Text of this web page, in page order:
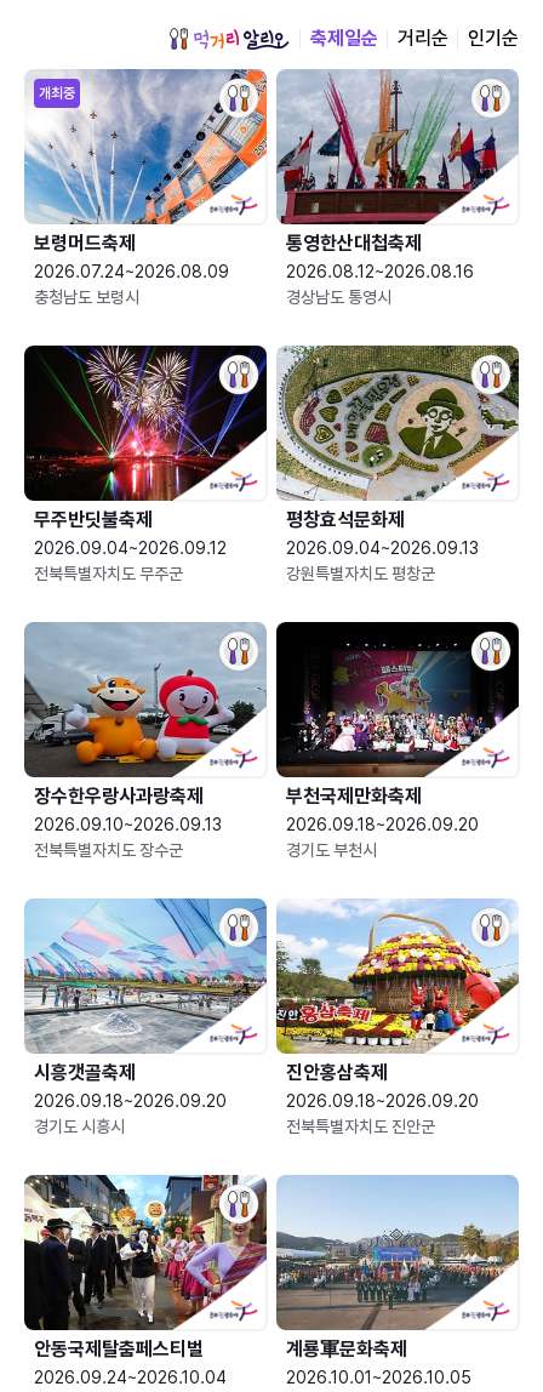
축제일순 거리순 인기순
개최중
보령머드축제
2026.07.24~2026.08.09
충청남도 보령시
통영한산대첩축제
2026.08.12~2026.08.16
경상남도 통영시
무주반딧불축제
2026.09.04~2026.09.12
전북특별자치도 무주군
평창효석문화제
2026.09.04~2026.09.13
강원특별자치도 평창군
장수한우랑사과랑축제
2026.09.10~2026.09.13
전북특별자치도 장수군
부천국제만화축제
2026.09.18~2026.09.20
경기도 부천시
시흥갯골축제
2026.09.18~2026.09.20
경기도 시흥시
진안홍삼축제
2026.09.18~2026.09.20
전북특별자치도 진안군
안동국제탈춤페스티벌
2026.09.24~2026.10.04
2026.10.01~2026.10.05